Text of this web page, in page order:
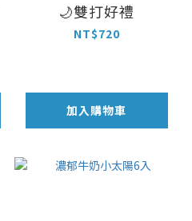
🌙雙打好禮
NT$720
加入購物車